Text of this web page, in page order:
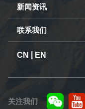
新闻资讯
联系我们
CN EN
关注我们